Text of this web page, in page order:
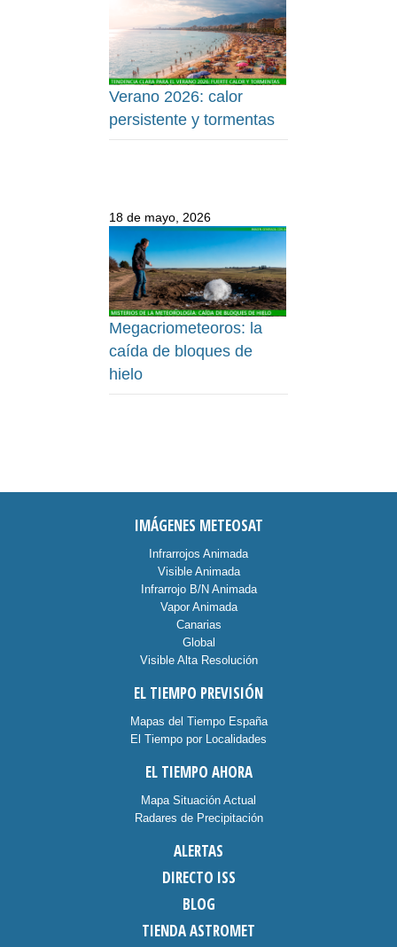
Verano 2026: calor
persistente y tormentas
18 de mayo, 2026
Megacriometeoros: la
caída de bloques de
hielo
IMÁGENES METEOSAT
Infrarrojos Animada
Visible Animada
Infrarrojo B/N Animada
Vapor Animada
Canarias
Global
Visible Alta Resolución
EL TIEMPO PREVISIÓN
Mapas del Tiempo España
El Tiempo por Localidades
EL TIEMPO AHORA
Mapa Situación Actual
Radares de Precipitación
ALERTAS
DIRECTO ISS
BLOG
TIENDA ASTROMET